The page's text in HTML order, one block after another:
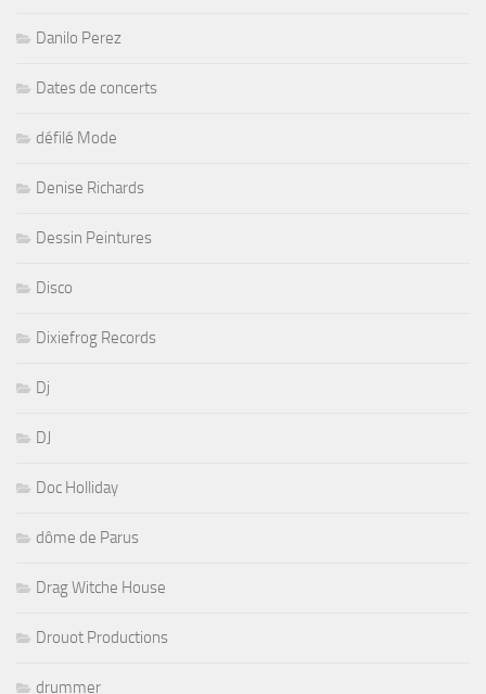
Danilo Perez
Dates de concerts
défilé Mode
Denise Richards
Dessin Peintures
Disco
Dixiefrog Records
Dj
DJ
Doc Holliday
dôme de Parus
Drag Witche House
Drouot Productions
drummer